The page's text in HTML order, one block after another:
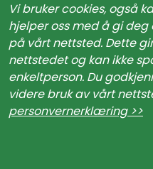
Vi bruker cookies, også
hjelper oss med å gi
på vårt nettsted. Dette
nettstedet og kan ikke
enkeltperson. Du
videre bruk av vårt
personvernerklæring >>